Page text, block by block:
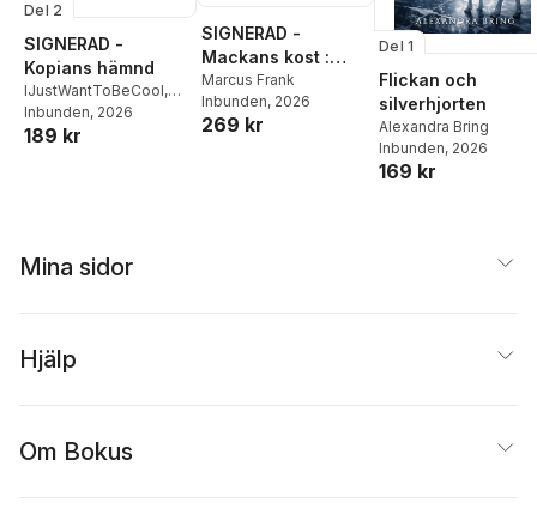
Del 2
SIGNERAD -
Kopians hämnd
IJustWantToBeCool,
Joel Adolphson
Ejdemo Beer
Inbunden, 2026
189 kr
SIGNERAD -
Mackans kost :
Middagar och
matlådor
Marcus Frank
Inbunden, 2026
269 kr
Del 1
Flickan och
silverhjorten
Alexandra Bring
Inbunden, 2026
169 kr
Mina sidor
Hjälp
Om Bokus